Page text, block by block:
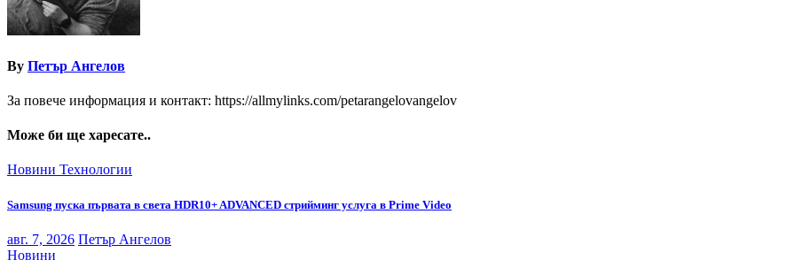
By Петър Ангелов
За повече информация и контакт: https://allmylinks.com/petarangelovangelov
Може би ще харесате..
Новини Технологии
Samsung пуска първата в света HDR10+ ADVANCED стрийминг услуга в Prime Video
авг. 7, 2026 Петър Ангелов
Новини